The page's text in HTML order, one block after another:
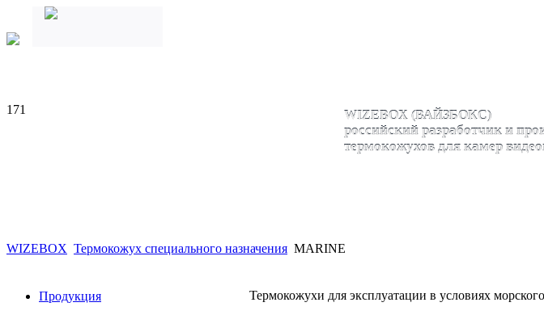
171
WIZEBOX (ВАЙЗБОКС)
российский разработчик и
термокожухов для камер
WIZEBOX Термокожух специального назначения MARINE
Продукция
Термокожухи для эксплуатации в условиях